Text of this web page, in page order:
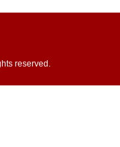
reserved.